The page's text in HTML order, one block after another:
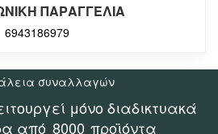
ΠΑΡΑΓΓΕΛΙΑ
6943186979
μόνο διαδικτυακά
από 8000 προϊόντα